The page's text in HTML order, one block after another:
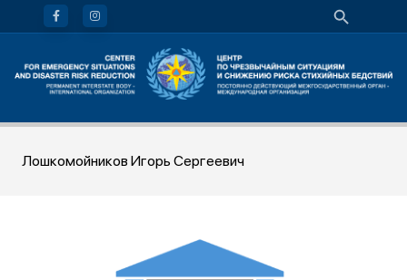
Лошкомойников Игорь Сергеевич